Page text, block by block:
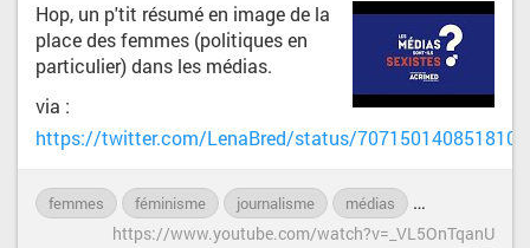
Hop, un p'tit résumé en image de la
place des femmes (politiques en
particulier) dans les médias.
via :
https://twitter.com/LenaBred/status/
femmes féminisme journalisme médias
https://www.youtube.com/watch?v=_VL5OnTqanU